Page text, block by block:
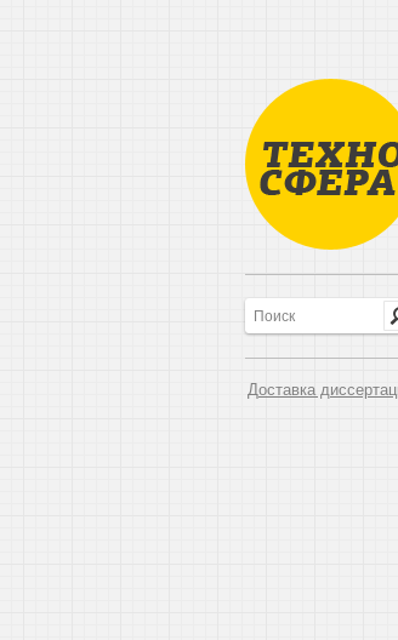
Доставка